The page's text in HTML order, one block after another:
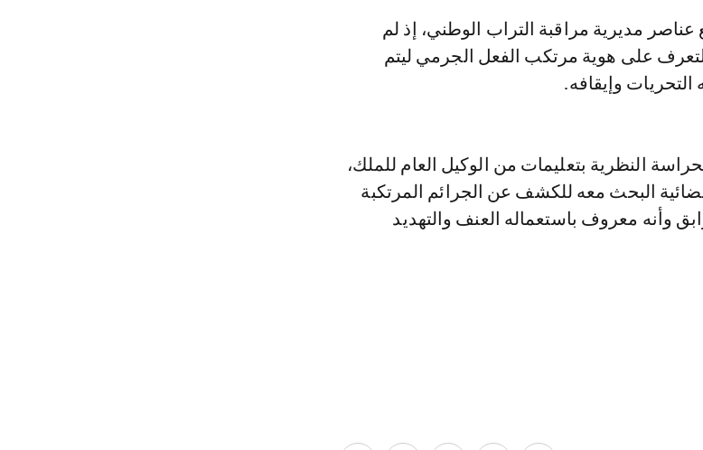
مديرية مراقبة التراب الوطني، إذ لم
على هوية مرتكب الفعل الجرمي ليتم
التحريات وإيقافه.
النظرية بتعليمات من الوكيل العام للملك،
البحث معه للكشف عن الجرائم المرتكبة
وأنه معروف باستعماله العنف والتهديد